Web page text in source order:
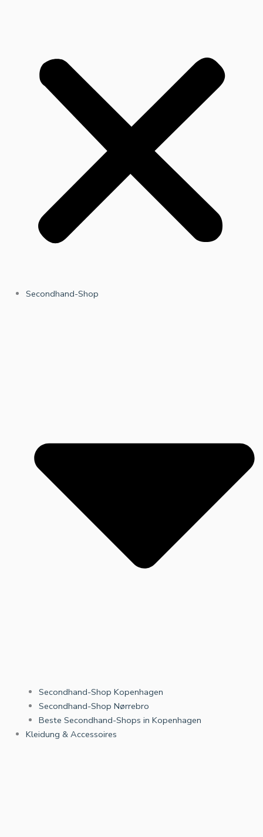
Secondhand-Shop
Secondhand-Shop Kopenhagen
Secondhand-Shop Nørrebro
Beste Secondhand-Shops in Kopenhagen
Kleidung & Accessoires